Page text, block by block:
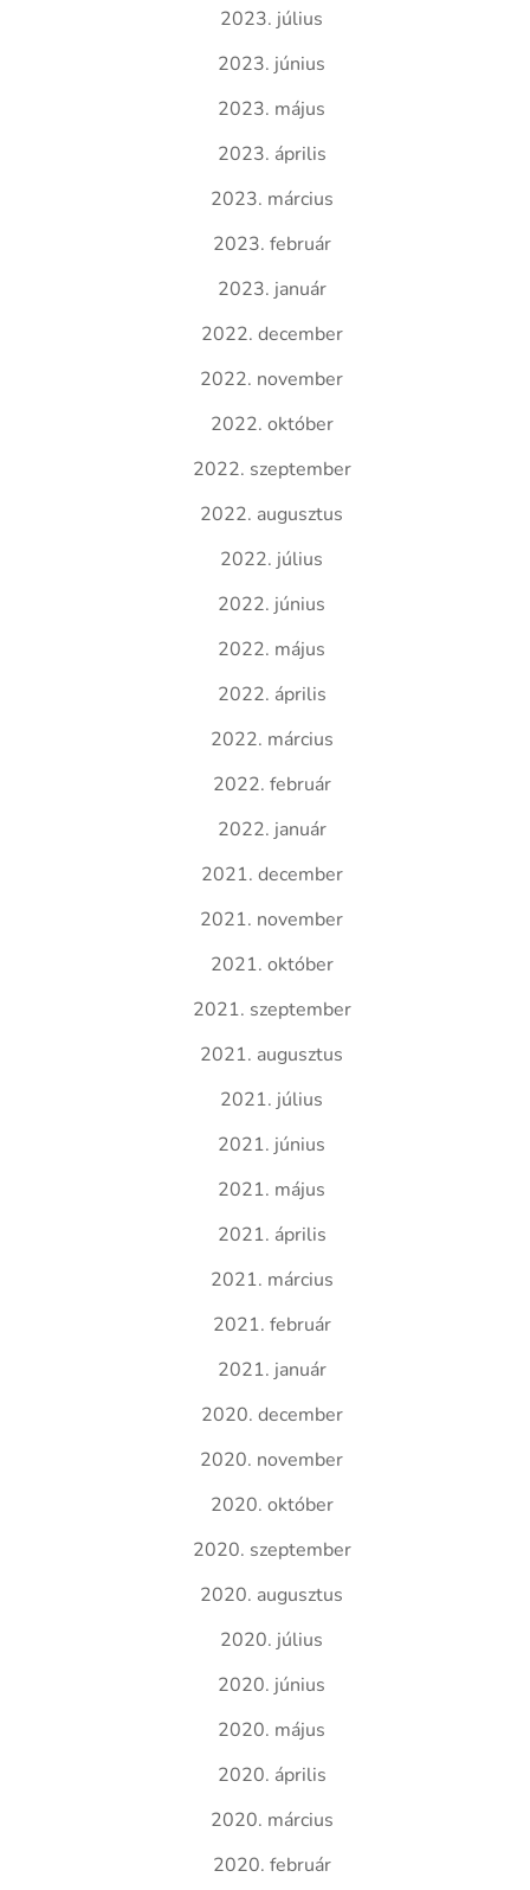
2023. július
2023. június
2023. május
2023. április
2023. március
2023. február
2023. január
2022. december
2022. november
2022. október
2022. szeptember
2022. augusztus
2022. július
2022. június
2022. május
2022. április
2022. március
2022. február
2022. január
2021. december
2021. november
2021. október
2021. szeptember
2021. augusztus
2021. július
2021. június
2021. május
2021. április
2021. március
2021. február
2021. január
2020. december
2020. november
2020. október
2020. szeptember
2020. augusztus
2020. július
2020. június
2020. május
2020. április
2020. március
2020. február